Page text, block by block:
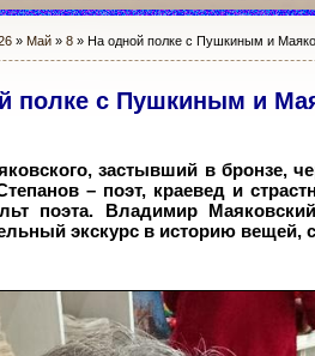
» Май » 8» На одной полке с Пушкиным и
полке с Пушкиным и
застывший в бронзе,
– поэт, краевед и
поэта. Владимир
экскурс в историю вещей,